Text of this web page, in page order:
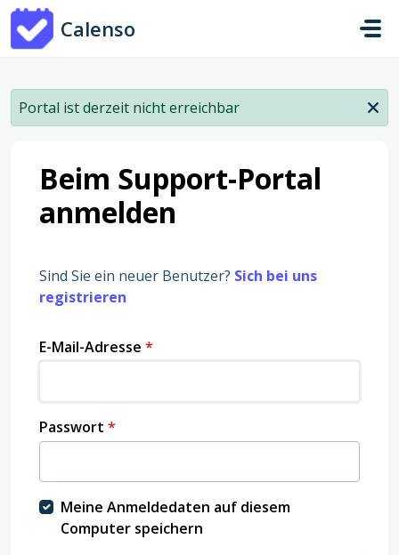
Zum hauptsächlichen Inhalt gehen
Calenso
Portal ist derzeit nicht erreichbar
Beim Support-Portal
anmelden
Sind Sie ein neuer Benutzer? Sich bei uns
registrieren
E-Mail-Adresse *
Passwort *
Meine Anmeldedaten auf diesem
Computer speichern